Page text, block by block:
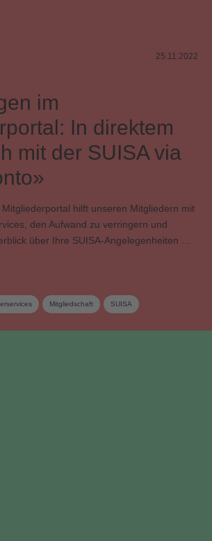
25.11.2022
im
In direktem
mit der SUISA via
hilft unseren Mitgliedern mit
den Aufwand zu verringern und
über Ihre SUISA-Angelegenheiten …
Mitgliedschaft SUISA